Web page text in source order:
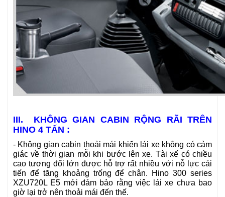
III. KHÔNG GIAN CABIN RỘNG RÃI TRÊN
HINO 4 TẤN :
- Không gian cabin thoải mái khiến lái xe không có cảm
giác về thời gian mỗi khi bước lên xe. Tài xế có chiều
cao tương đối lớn được hỗ trợ rất nhiều với nỗ lực cải
tiến để tăng khoảng trống để chân. Hino 300 series
XZU720L E5 mới đảm bảo rằng việc lái xe chưa bao
giờ lại trở nên thoải mái đến thế.